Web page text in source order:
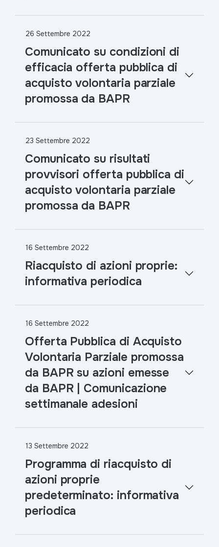
26 Settembre 2022
Comunicato su condizioni di
efficacia offerta pubblica di
acquisto volontaria parziale
promossa da BAPR
23 Settembre 2022
Comunicato su risultati
provvisori offerta pubblica di
acquisto volontaria parziale
promossa da BAPR
16 Settembre 2022
Riacquisto di azioni proprie:
informativa periodica
16 Settembre 2022
Offerta Pubblica di Acquisto
Volontaria Parziale promossa
da BAPR su azioni emesse
da BAPR | Comunicazione
settimanale adesioni
13 Settembre 2022
Programma di riacquisto di
azioni proprie
predeterminato: informativa
periodica